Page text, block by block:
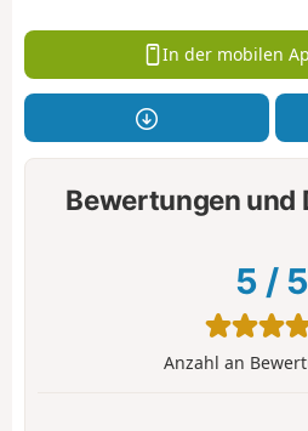
In der mobilen
Bewertungen und
5 / 5
Anzahl an